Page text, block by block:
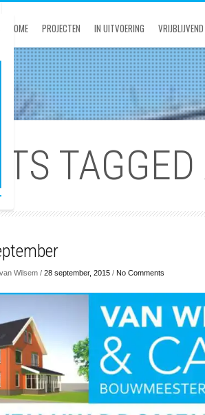
HOME PROJECTEN IN UITVOERING
Wilsem / 28 september, 2015 / No Comments